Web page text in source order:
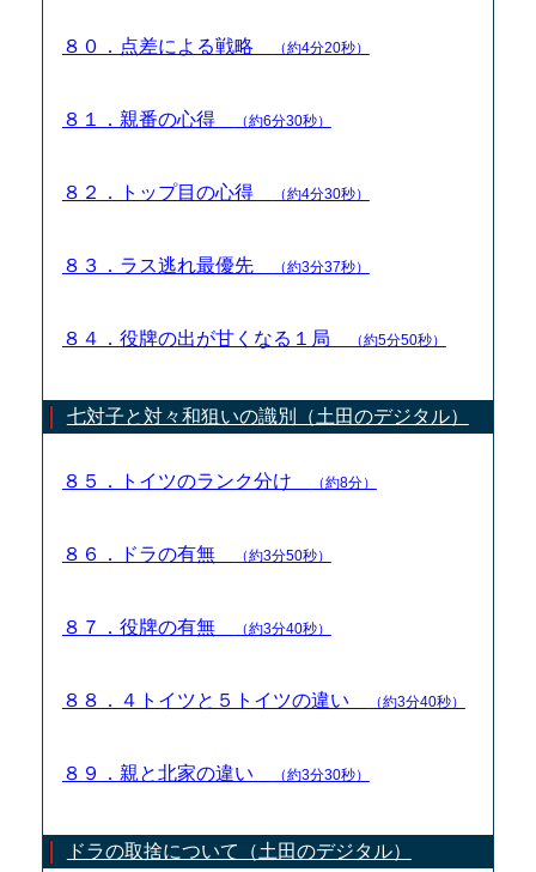
８０．点差による戦略 （約4分20秒）
８１．親番の心得 （約6分30秒）
８２．トップ目の心得 （約4分30秒）
８３．ラス逃れ最優先 （約3分37秒）
８４．役牌の出が甘くなる１局 （約5分50秒）
七対子と対々和狙いの識別（土田のデジタル）
８５．トイツのランク分け （約8分）
８６．ドラの有無 （約3分50秒）
８７．役牌の有無 （約3分40秒）
８８．４トイツと５トイツの違い （約3分40秒）
８９．親と北家の違い （約3分30秒）
ドラの取捨について（土田のデジタル）